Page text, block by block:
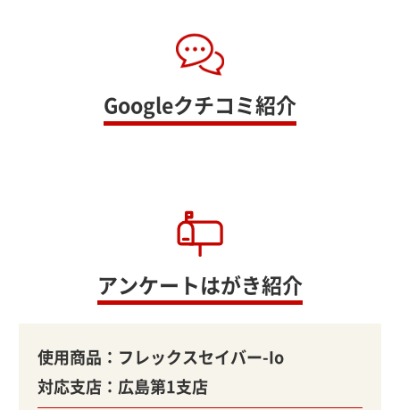
Googleクチコミ紹介
アンケートはがき紹介
使用商品： フレックスセイバー-Io
対応支店：広島第1支店